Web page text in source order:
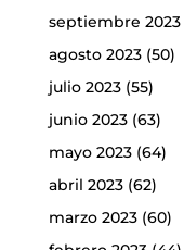
septiembre 2023
agosto 2023(50)
julio 2023(55)
junio 2023(63)
mayo 2023(64)
abril 2023(62)
marzo 2023(60)